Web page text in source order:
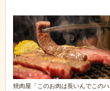
焼肉屋「このお肉は長いんでこのハ